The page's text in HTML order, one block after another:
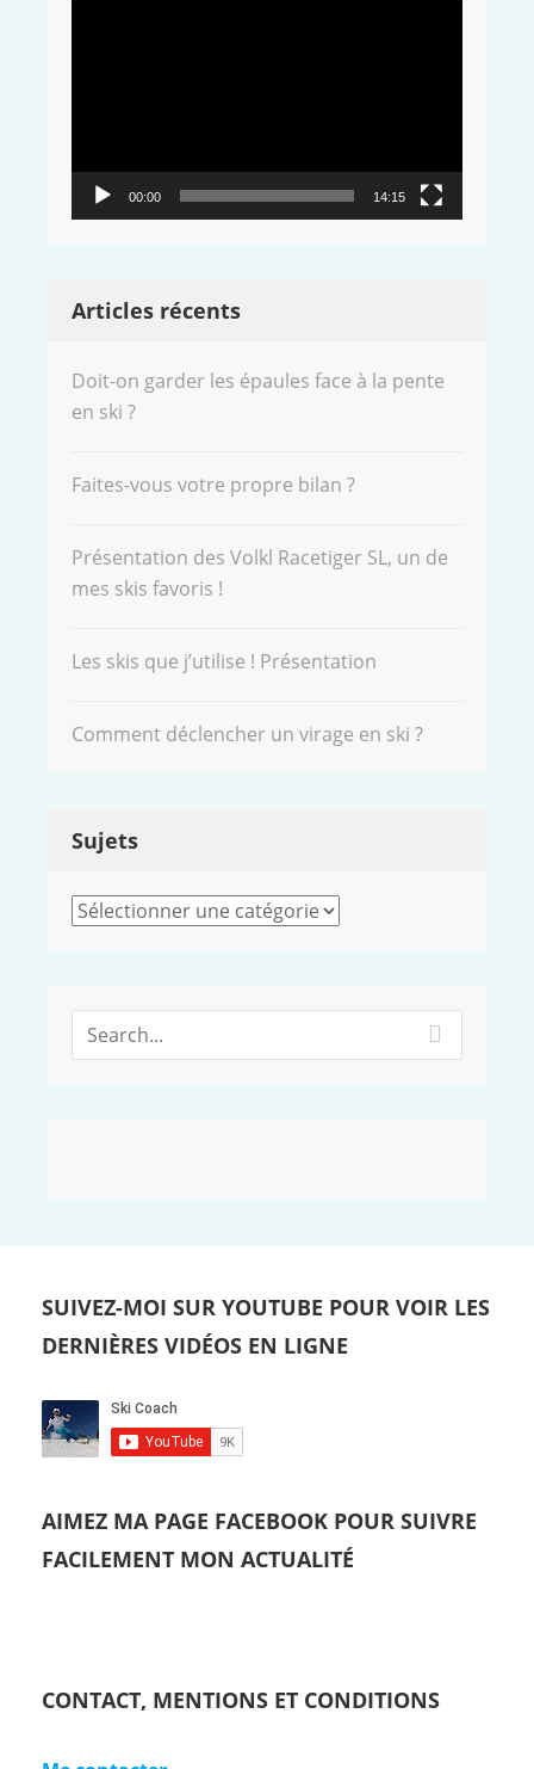
00:00 14:15
Articles récents
Doit-on garder les épaules face à la pente
en ski ?
Faites-vous votre propre bilan ?
Présentation des Volkl Racetiger SL, un de
mes skis favoris !
Les skis que j’utilise ! Présentation
Comment déclencher un virage en ski ?
Sujets
Sujets
SUIVEZ-MOI SUR YOUTUBE POUR VOIR LES
DERNIÈRES VIDÉOS EN LIGNE
AIMEZ MA PAGE FACEBOOK POUR SUIVRE
FACILEMENT MON ACTUALITÉ
CONTACT, MENTIONS ET CONDITIONS